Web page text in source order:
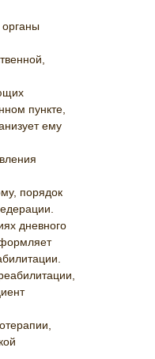
пункте,
ему
порядок
дневного